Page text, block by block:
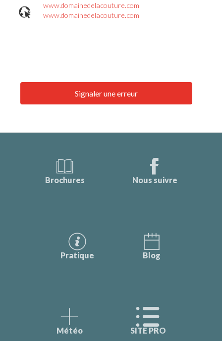
www.domainedelacouture.com
www.domainedelacouture.com
Signaler une erreur
Brochures Nous suivre
Pratique Blog
Météo SITE PRO